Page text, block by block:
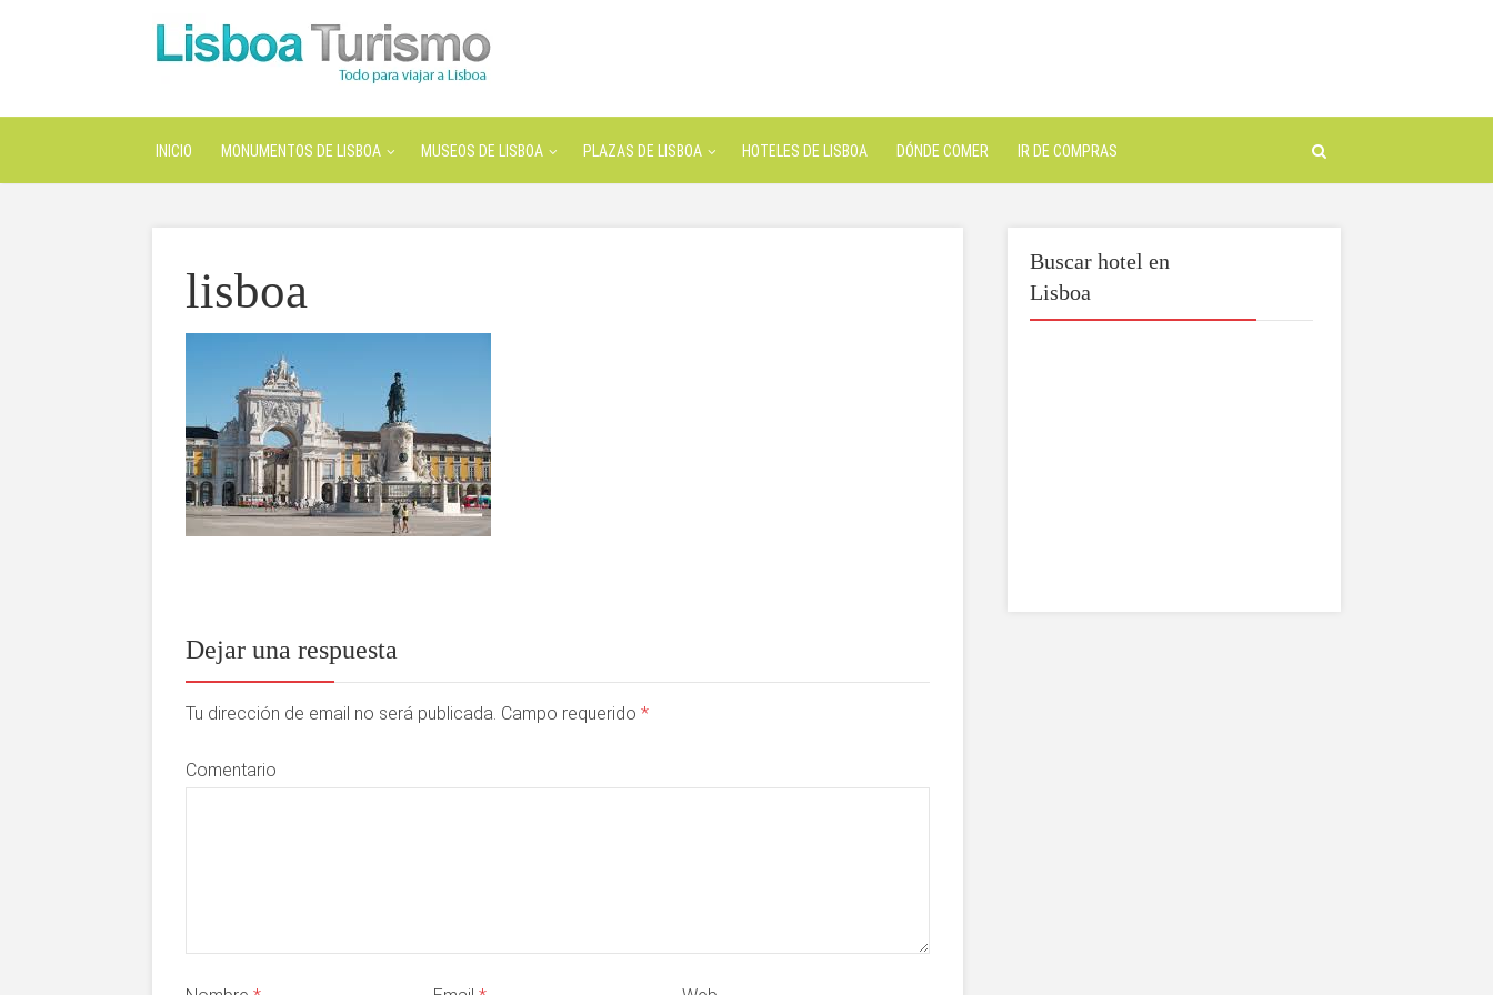
INICIO MONUMENTOS DE LISBOA MUSEOS DE LISBOA PLAZAS DE LISBOA HOTELES DE LISBOA DÓNDE COMER IR DE COMPRAS
lisboa
Dejar una respuesta
Tu dirección de email no será publicada. Campo requerido *
Comentario
Buscar hotel en
Lisboa